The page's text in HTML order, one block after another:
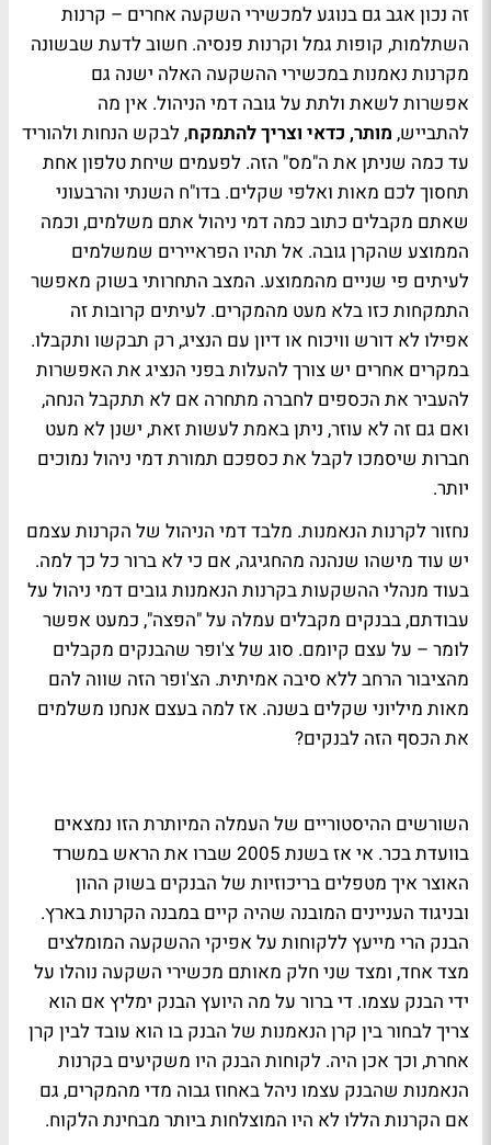
זה נכון אגב גם בנוגע למכשירי השקעה אחרים – קרנות
השתלמות, קופות גמל וקרנות פנסיה. חשוב לדעת שבשונה
מקרנות נאמנות במכשירי ההשקעה האלה ישנה גם
אפשרות לשאת ולתת על גובה דמי הניהול. אין מה
להתבייש, מותר, כדאי וצריך להתמקח, לבקש הנחות ולהוריד
עד כמה שניתן את ה"מס" הזה. לפעמים שיחת טלפון אחת
תחסוך לכם מאות ואלפי שקלים. בדו"ח השנתי והרבעוני
שאתם מקבלים כתוב כמה דמי ניהול אתם משלמים, וכמה
הממוצע שהקרן גובה. אל תהיו הפראיירים שמשלמים
לעיתים פי שניים מהממוצע. המצב התחרותי בשוק מאפשר
התמקחות כזו בלא מעט מהמקרים. לעיתים קרובות זה
אפילו לא דורש וויכוח או דיון עם הנציג, רק תבקשו ותקבלו.
במקרים אחרים יש צורך להעלות בפני הנציג את האפשרות
להעביר את הכספים לחברה מתחרה אם לא תתקבל הנחה,
ואם גם זה לא עוזר, ניתן באמת לעשות זאת, ישנן לא מעט
חברות שיסמכו לקבל את כספכם תמורת דמי ניהול נמוכים
יותר.
נחזור לקרנות הנאמנות. מלבד דמי הניהול של הקרנות עצמם
יש עוד מישהו שנהנה מהחגיגה, אם כי לא ברור כל כך למה.
בעוד מנהלי ההשקעות בקרנות הנאמנות גובים דמי ניהול על
עבודתם, בבנקים מקבלים עמלה על "הפצה", כמעט אפשר
לומר – על עצם קיומם. סוג של צ'ופר שהבנקים מקבלים
מהציבור הרחב ללא סיבה אמיתית. הצ'ופר הזה שווה להם
מאות מיליוני שקלים בשנה. אז למה בעצם אנחנו משלמים
את הכסף הזה לבנקים?
השורשים ההיסטוריים של העמלה המיותרת הזו נמצאים
בוועדת בכר. אי אז בשנת 2005 שברו את הראש במשרד
האוצר איך מטפלים בריכוזיות של הבנקים בשוק ההון
ובניגוד העניינים המובנה שהיה קיים במבנה הקרנות בארץ.
הבנק הרי מייעץ ללקוחות על אפיקי ההשקעה המומלצים
מצד אחד, ומצד שני חלק מאותם מכשירי השקעה נוהלו על
ידי הבנק עצמו. די ברור על מה היועץ הבנק ימליץ אם הוא
צריך לבחור בין קרן הנאמנות של הבנק בו הוא עובד לבין קרן
אחרת, וכך אכן היה. לקוחות הבנק היו משקיעים בקרנות
הנאמנות שהבנק עצמו ניהל באחוז גבוה מדי מהמקרים, גם
אם הקרנות הללו לא היו המוצלחות ביותר מבחינת הלקוח.